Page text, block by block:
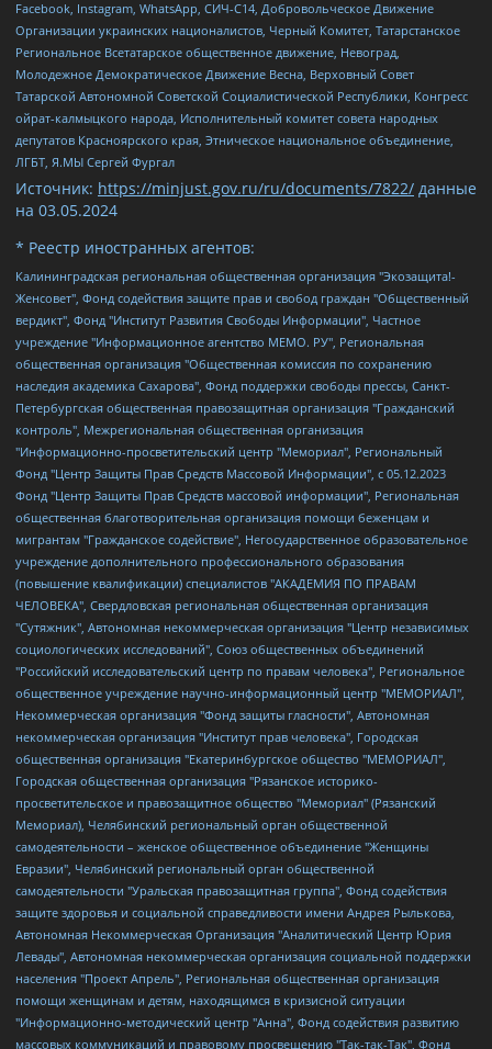
Facebook, Instagram, WhatsApp, СИЧ-С14, Добровольческое Движение
Организации украинских националистов, Черный Комитет, Татарстанское
Региональное Всетатарское общественное движение, Невоград,
Молодежное Демократическое Движение Весна, Верховный Совет
Татарской Автономной Советской Социалистической Республики, Конгресс
ойрат-калмыцкого народа, Исполнительный комитет совета народных
депутатов Красноярского края, Этническое национальное объединение,
ЛГБТ, Я.МЫ Сергей Фургал
Источник: https://minjust.gov.ru/ru/documents/7822/ данные
на 03.05.2024
* Реестр иностранных агентов:
Калининградская региональная общественная организация "Экозащита!-Женсовет", Фонд содействия защите прав и свобод граждан "Общественный вердикт", Фонд "Институт Развития Свободы Информации", Частное учреждение "Информационное агентство МЕМО. РУ", Региональная общественная организация "Общественная комиссия по сохранению наследия академика Сахарова", Фонд поддержки свободы прессы, Санкт-Петербургская общественная правозащитная организация "Гражданский контроль", Межрегиональная общественная организация "Информационно-просветительский центр "Мемориал", Региональный Фонд "Центр Защиты Прав Средств Массовой Информации", с 05.12.2023 Фонд "Центр Защиты Прав Средств массовой информации", Региональная общественная благотворительная организация помощи беженцам и мигрантам "Гражданское содействие", Негосударственное образовательное учреждение дополнительного профессионального образования (повышение квалификации) специалистов "АКАДЕМИЯ ПО ПРАВАМ ЧЕЛОВЕКА", Свердловская региональная общественная организация "Сутяжник", Автономная некоммерческая организация "Центр независимых социологических исследований", Союз общественных объединений "Российский исследовательский центр по правам человека", Региональное общественное учреждение научно-информационный центр "МЕМОРИАЛ", Некоммерческая организация "Фонд защиты гласности", Автономная некоммерческая организация "Институт прав человека", Городская общественная организация "Екатеринбургское общество "МЕМОРИАЛ", Городская общественная организация "Рязанское историко-просветительское и правозащитное общество "Мемориал" (Рязанский Мемориал), Челябинский региональный орган общественной самодеятельности – женское общественное объединение "Женщины Евразии", Челябинский региональный орган общественной самодеятельности "Уральская правозащитная группа", Фонд содействия защите здоровья и социальной справедливости имени Андрея Рылькова, Автономная Некоммерческая Организация "Аналитический Центр Юрия Левады", Автономная некоммерческая организация социальной поддержки населения "Проект Апрель", Региональная общественная организация помощи женщинам и детям, находящимся в кризисной ситуации "Информационно-методический центр "Анна", Фонд содействия развитию массовых коммуникаций и правовому просвещению "Так-так-Так", Фонд содействия устойчивому развитию "Серебряная тайга", Свердловский региональный общественный фонд социальных проектов "Новое время", "Idel.Реалии", Кавказ.Реалии, Крым.Реалии, Телеканал Настоящее Время, Татаро-башкирская служба Радио Свобода (Azatliq Radiosi), Радио Свободная Европа/Радио Свобода (PCE/PC), "Сибирь.Реалии", "Фактограф", Благотворительный фонд помощи осужденным и их семьям, Автономная некоммерческая организация "Институт глобализации и социальных движений", Фонд "В защиту прав заключенных", Частное учреждение "Центр поддержки и содействия развитию средств массовой информации", Пензенский региональный общественный благотворительный фонд "Гражданский союз", "Север.Реалии", Некоммерческая организация Фонд "Правовая инициатива", Общество с ограниченной ответственностью "Радио Свободная Европа/Радио Свобода", Чешское информационное агентство "MEDIUM-ORIENT", Красноярская региональная общественная организация "Мы против СПИДа", Камалягин Денис Николаевич, Маркелов Сергей Евгеньевич, Пономарев Лев Александрович, Савицкая Людмила Алексеевна, Автономная некоммерческая организация "Центр по работе с проблемой насилия "НАСИЛИЮ.НЕТ", Межрегиональный профессиональный союз работников здравоохранения "Альянс врачей", Юридическое лицо, зарегистрированное в Латвийской Республике, SIA "Medusa Project" (регистрационный номер 40103797863, дата регистрации 10.06.2014), Некоммерческая организация "Фонд по борьбе с коррупцией", Автономная некоммерческая организация "Институт права и публичной политики", Баданин Роман Сергеевич, Гликин Максим Александрович, Железнова Мария Михайловна, Лукьянова Юлия Сергеевна, Маетная Елизавета Витальевна, Маняхин Петр Борисович, Чуракова Ольга Владимировна, Ярош Юлия Петровна, Юридическое лицо "The Insider SIA", зарегистрированное в Риге, Латвийская Республика (дата регистрации 26.06.2015), являющееся администратором доменного имени интернет-издания "The Insider SIA", https://theins.ru, Постернак Алексей Евгеньевич, Рубин Михаил Аркадьевич, Анин Роман Александрович, Юридическое лицо Istories fonds, зарегистрированное в Латвийской Республике (регистрационный номер 50008295751, дата регистрации 24.02.2020), Великовский Дмитрий Александрович, Долинина Ирина Николаевна, Мароховская Алеся Алексеевна, Шлейнов Роман Юрьевич, Шмагун Олеся Валентиновна, Общество с ограниченной ответственностью "Альтаир 2021", Общество с ограниченной ответственностью "Вега 2021", Общество с ограниченной ответственностью "Главный редактор 2021", Общество с ограниченной ответственностью "Ромашки монолит", Важенков Артем Валерьевич, Ивановская областная общественная организация "Центр гендерных исследований", Гурман Юрий Альбертович, Медиапроект "ОВД-Инфо", Егоров Владимир Владимирович, Жилинский Владимир Александрович, Общество с ограниченной ответственностью "ЗП", Иванова София Юрьевна, Карезина Инна Павловна, Кильтау Екатерина Викторовна, Петров Алексей Викторович, Пискунов Сергей Евгеньевич, Смирнов Сергей Сергеевич, Тихонов Михаил Сергеевич, Общество с ограниченной ответственностью "ЖУРНАЛИСТ-ИНОСТРАННЫЙ АГЕНТ", Арапова Галина Юрьевна, Вольтская Татьяна Анатольевна, Американская компания "Mason G.E.S. Anonymous Foundation" (США), являющаяся владельцем интернет-издания https://mnews.world/, Компания "Stichting Bellingcat", зарегистрированная в Нидерландах (дата регистрации 11.07.2018), Захаров Андрей Вячеславович, Клепиковская Екатерина Дмитриевна, Общество с ограниченной ответственностью "МЕМО", Перл Роман Александрович, Симонов Евгений Алексеевич, Соловьева Елена Анатольевна, Сотников Даниил Владимирович, Сурначева Елизавета Дмитриевна, Автономная некоммерческая организация по защите прав человека и информированию населения "Якутия – Наше Мнение", Общество с ограниченной ответственностью "Москоу диджитал медиа", с 26.01.2023 Общество с ограниченной ответственностью "Чайка Белые сады", Ветошкина Валерия Валерьевна, Заговора Максим Александрович, Межрегиональное общественное движение "Российская ЛГБТ - сеть", Оленичев Максим Владимирович, Павлов Иван Юрьевич, Скворцова Елена Сергеевна, Общество с ограниченной ответственностью "Как бы инагент", Кочетков Игорь Викторович, Общество с ограниченной ответственностью "Честные выборы", Еланчик Олег Александрович, Общество с ограниченной ответственностью "Нобелевский призыв", Гималова Регина Эмилевна, Григорьев Андрей Валерьевич, Григорьева Алина Александровна, Ассоциация по содействию защите прав призывников, альтернативнослужащих и военнослужащих "Правозащитная группа "Гражданин.Армия.Право", Хисамова Регина Фаритовна, Автономная некоммерческая организация по реализации социально-правовых программ "Лилит", Дальневосточное общественное движение "Маяк", Санкт-Петербургская ЛГБТ-инициативная группа "Выход", Инициативная группа ЛГБТ+ "Реверс", Алексеев Андрей Викторович, Бекбулатова Таисия Львовна, Беляев Иван Михайлович, Владыкина Елена Сергеевна, Гельман Марат Александрович, Никульшина Вероника Юрьевна, Толоконникова Надежда Андреевна, Шендерович Виктор Анатольевич, Общество с ограниченной ответственностью "Данное сообщение", Общество с ограниченной ответственностью Издательский дом "Новая глава", Айнбиндер Александра Александровна, Московский комьюнити-центр для ЛГБТ+инициатив, Благотворительный фонд развития филантропии, Deutsche Welle (Германия, Kurt-Schumacher-Strasse 3, 53113 Bonn), Борзунова Мария Михайловна, Воробьев Виктор Викторович, Голубева Анна Львовна, Константинова Алла Михайловна, Малкова Ирина Владимировна, Мурадов Мурад Абдулгалимович, Осетинская Елизавета Николаевна, Понасенков Евгений Николаевич, Ганапольский Матвей Юрьевич, Киселев Евгений Алексеевич, Борухович Ирина Григорьевна, Дремин Иван Тимофеевич, Дубровский Дмитрий Викторович, Красноярская региональная общественная организация поддержки и развития альтернативных образовательных технологий и межкультурных коммуникаций "ИНТЕРРА", Маяковская Екатерина Алексеевна, Фейгин Марк Захарович, Филимонов Андрей Викторович, Дзугкоева Регина Николаевна, Доброхотов Роман Александрович, Дудь Юрий Александрович, Елкин Сергей Владимирович, Кругликов Кирилл Игоревич, Сабунаева Мария Леонидовна, Семенов Алексей Владимирович, Шаинян Карен Багратович, Шульман Екатерина Михайловна, Асафьев Артур Валерьевич, Вахштайн Виктор Семенович, Венедиктов Алексей Алексеевич, Лушникова Екатерина Евгеньевна, Волков Леонид Михайлович, Невзоров Александр Глебович, Пархоменко Сергей Борисович, Сироткин Ярослав Николаевич, Кара-Мурза Владимир Владимирович, Баранова Наталья Владимировна, Гозман Леонид Яковлевич, Кагарлицкий Борис Юльевич, Климарев Михаил Валерьевич, Милов Владимир Станиславович, Автономная некоммерческая организация Краснодарский центр современного искусства "Типография", Моргенштерн Алишер Тагирович, Соболь Любовь Эдуардовна, Общество с ограниченной ответственностью "ЛИЗА НОРМ", Каспаров Гарри Кимович, Ходорковский Михаил Борисович, Общество с ограниченной ответственностью "Апрельские тезисы", Данилович Ирина Брониславовна, Кашин Олег Владимирович, Петров Николай Владимирович, Пивоваров Алексей Владимирович, Соколов Михаил Владимирович, Цветкова Юлия Владимировна, Чичваркин Евгений Александрович, Комитет против пыток/Команда против пыток, Общество с ограниченной ответственностью "Первый научный", Общество с ограниченной ответственностью "Вертолет и ко", Белоцерковская Вероника Борисовна, Кац Максим Евгеньевич, Лазарева Татьяна Юрьевна, Шаведдинов Руслан Табризович, Яшин Илья Валерьевич, Общество с ограниченной ответственностью "Иноагент ААВ", Алешковский Дмитрий Петрович, Альбац Евгения Марковна, Быков Дмитрий Львович, Галямина Юлия Евгеньевна, Лойко Сергей Леонидович, Мартынов Кирилл Константинович, Медведев Сергей Александрович, Крашенинников Федор Геннадиевич, Гордеева Катерина Вл